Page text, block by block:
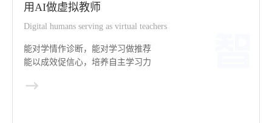
用AI做虚拟教师
Digital humans serving as virtual teachers
能对学情作诊断，能对学习做推荐
能以成效促信心，培养自主学习力